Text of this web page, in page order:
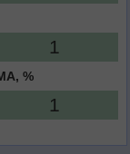
1
%
1